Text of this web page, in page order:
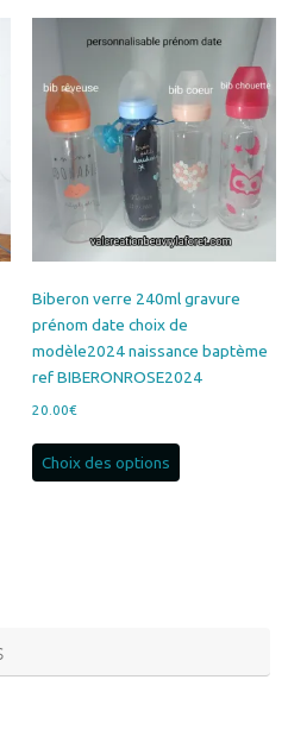
options
peuvent
être
choisies
sur
la
page
du
produit
Biberon verre 240ml gravure
prénom date choix de
modèle2024 naissance baptème
ref BIBERONROSE2024
20.00€
Choix des options
Ce
choisies